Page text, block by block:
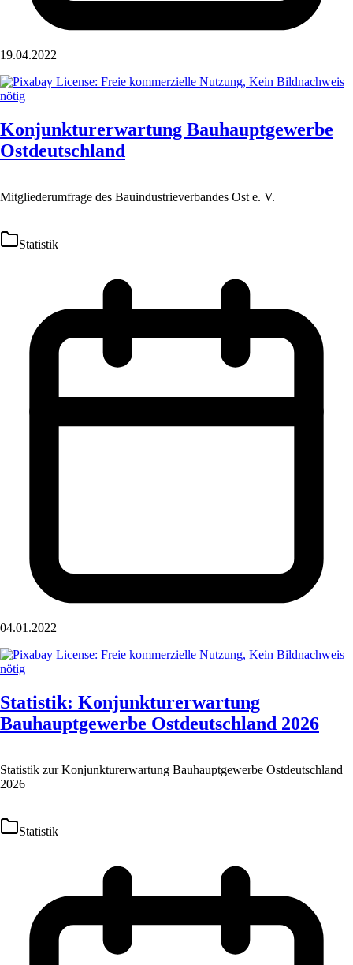
19.04.2022
Konjunkturerwartung Bauhauptgewerbe
Ostdeutschland
Mitgliederumfrage des Bauindustrieverbandes Ost e. V.
Statistik
04.01.2022
Statistik: Konjunkturerwartung
Bauhauptgewerbe Ostdeutschland 2026
Statistik zur Konjunkturerwartung Bauhauptgewerbe Ostdeutschland
2026
Statistik